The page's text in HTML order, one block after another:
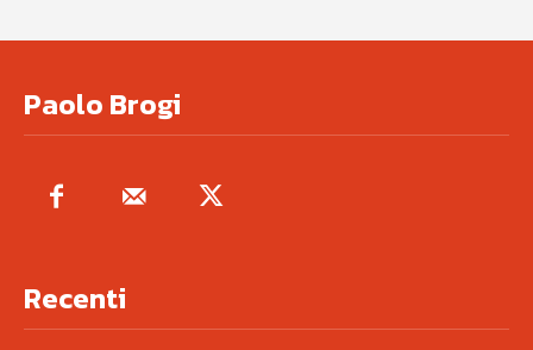
Paolo Brogi
Recenti